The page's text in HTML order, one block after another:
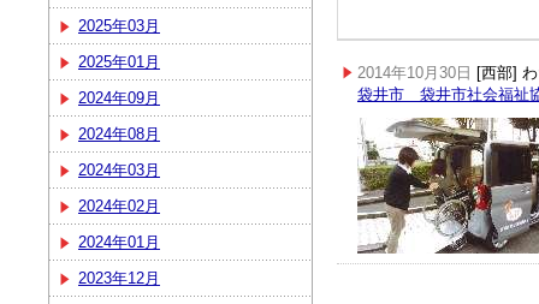
2025年03月
2025年01月
2024年09月
2024年08月
2024年03月
2024年02月
2024年01月
2023年12月
2014年10月30日 [西部]
袋井市 袋井市社会福祉